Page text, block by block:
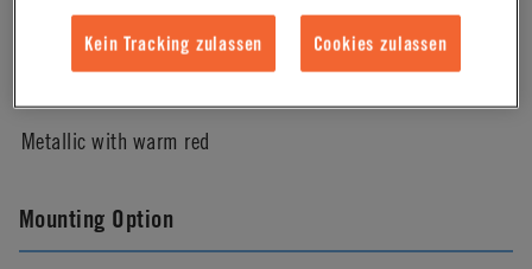
Metallic with warm red
Mounting Option
Kein Tracking zulassen Cookies zulassen